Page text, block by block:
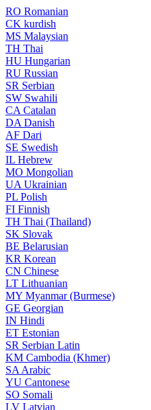
RO Romanian
CK kurdish
MS Malaysian
TH Thai
HU Hungarian
RU Russian
SR Serbian
SW Swahili
CA Catalan
DA Danish
AF Dari
SE Swedish
IL Hebrew
MO Mongolian
UA Ukrainian
PL Polish
FI Finnish
TH Thai (Thailand)
SK Slovak
BE Belarusian
KR Korean
CN Chinese
LT Lithuanian
MY Myanmar (Burmese)
GE Georgian
IN Hindi
ET Estonian
SR Serbian Latin
KM Cambodia (Khmer)
SA Arabic
YU Cantonese
SO Somali
LV Latvian